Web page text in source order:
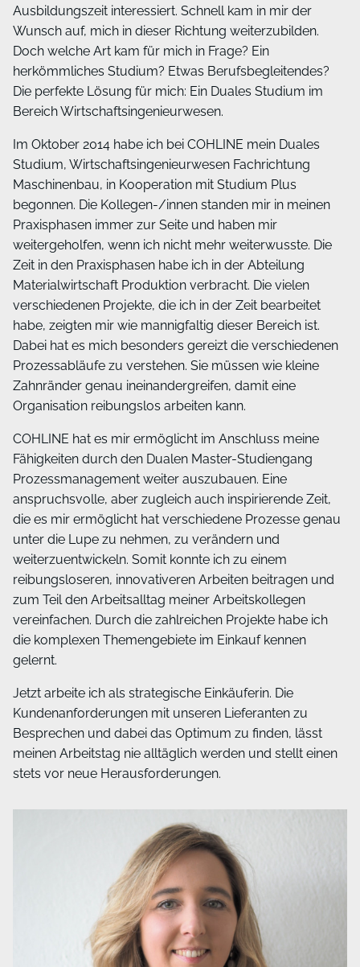
Ausbildungszeit interessiert. Schnell kam in mir der
Wunsch auf, mich in dieser Richtung weiterzubilden.
Doch welche Art kam für mich in Frage? Ein
herkömmliches Studium? Etwas Berufsbegleitendes?
Die perfekte Lösung für mich: Ein Duales Studium im
Bereich Wirtschaftsingenieurwesen.
Im Oktober 2014 habe ich bei COHLINE mein Duales
Studium, Wirtschaftsingenieurwesen Fachrichtung
Maschinenbau, in Kooperation mit Studium Plus
begonnen. Die Kollegen-/innen standen mir in meinen
Praxisphasen immer zur Seite und haben mir
weitergeholfen, wenn ich nicht mehr weiterwusste. Die
Zeit in den Praxisphasen habe ich in der Abteilung
Materialwirtschaft Produktion verbracht. Die vielen
verschiedenen Projekte, die ich in der Zeit bearbeitet
habe, zeigten mir wie mannigfaltig dieser Bereich ist.
Dabei hat es mich besonders gereizt die verschiedenen
Prozessabläufe zu verstehen. Sie müssen wie kleine
Zahnränder genau ineinandergreifen, damit eine
Organisation reibungslos arbeiten kann.
COHLINE hat es mir ermöglicht im Anschluss meine
Fähigkeiten durch den Dualen Master-Studiengang
Prozessmanagement weiter auszubauen. Eine
anspruchsvolle, aber zugleich auch inspirierende Zeit,
die es mir ermöglicht hat verschiedene Prozesse genau
unter die Lupe zu nehmen, zu verändern und
weiterzuentwickeln. Somit konnte ich zu einem
reibungsloseren, innovativeren Arbeiten beitragen und
zum Teil den Arbeitsalltag meiner Arbeitskollegen
vereinfachen. Durch die zahlreichen Projekte habe ich
die komplexen Themengebiete im Einkauf kennen
gelernt.
Jetzt arbeite ich als strategische Einkäuferin. Die
Kundenanforderungen mit unseren Lieferanten zu
Besprechen und dabei das Optimum zu finden, lässt
meinen Arbeitstag nie alltäglich werden und stellt einen
stets vor neue Herausforderungen.